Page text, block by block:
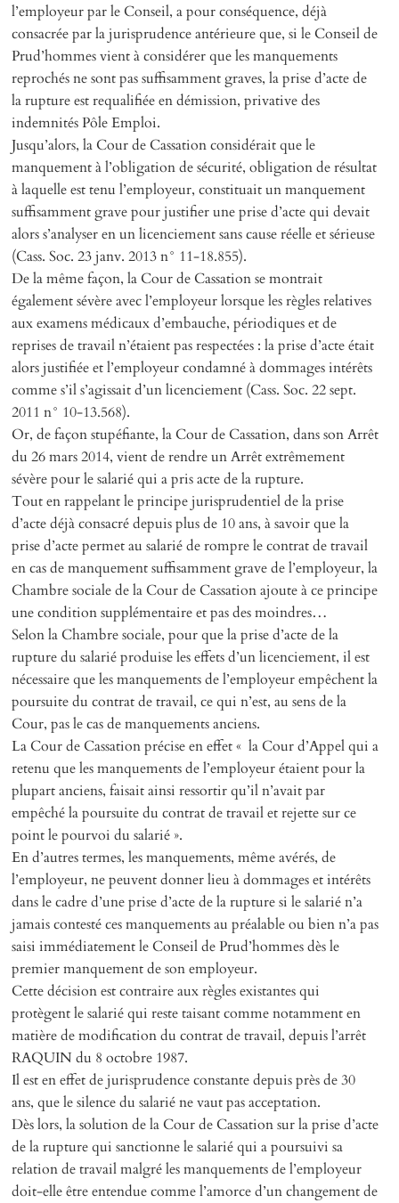
l’employeur par le Conseil, a pour conséquence, déjà
consacrée par la jurisprudence antérieure que, si le Conseil de
Prud’hommes vient à considérer que les manquements
reprochés ne sont pas suffisamment graves, la prise d’acte de
la rupture est requalifiée en démission, privative des
indemnités Pôle Emploi.
Jusqu’alors, la Cour de Cassation considérait que le
manquement à l’obligation de sécurité, obligation de résultat
à laquelle est tenu l’employeur, constituait un manquement
suffisamment grave pour justifier une prise d’acte qui devait
alors s’analyser en un licenciement sans cause réelle et sérieuse
(Cass. Soc. 23 janv. 2013 n° 11-18.855).
De la même façon, la Cour de Cassation se montrait
également sévère avec l’employeur lorsque les règles relatives
aux examens médicaux d’embauche, périodiques et de
reprises de travail n’étaient pas respectées : la prise d’acte était
alors justifiée et l’employeur condamné à dommages intérêts
comme s’il s’agissait d’un licenciement (Cass. Soc. 22 sept.
2011 n° 10-13.568).
Or, de façon stupéfiante, la Cour de Cassation, dans son Arrêt
du 26 mars 2014, vient de rendre un Arrêt extrêmement
sévère pour le salarié qui a pris acte de la rupture.
Tout en rappelant le principe jurisprudentiel de la prise
d’acte déjà consacré depuis plus de 10 ans, à savoir que la
prise d’acte permet au salarié de rompre le contrat de travail
en cas de manquement suffisamment grave de l’employeur, la
Chambre sociale de la Cour de Cassation ajoute à ce principe
une condition supplémentaire et pas des moindres…
Selon la Chambre sociale, pour que la prise d’acte de la
rupture du salarié produise les effets d’un licenciement, il est
nécessaire que les manquements de l’employeur empêchent la
poursuite du contrat de travail, ce qui n’est, au sens de la
Cour, pas le cas de manquements anciens.
La Cour de Cassation précise en effet « la Cour d’Appel qui a
retenu que les manquements de l’employeur étaient pour la
plupart anciens, faisait ainsi ressortir qu’il n’avait par
empêché la poursuite du contrat de travail et rejette sur ce
point le pourvoi du salarié ».
En d’autres termes, les manquements, même avérés, de
l’employeur, ne peuvent donner lieu à dommages et intérêts
dans le cadre d’une prise d’acte de la rupture si le salarié n’a
jamais contesté ces manquements au préalable ou bien n’a pas
saisi immédiatement le Conseil de Prud’hommes dès le
premier manquement de son employeur.
Cette décision est contraire aux règles existantes qui
protègent le salarié qui reste taisant comme notamment en
matière de modification du contrat de travail, depuis l’arrêt
RAQUIN du 8 octobre 1987.
Il est en effet de jurisprudence constante depuis près de 30
ans, que le silence du salarié ne vaut pas acceptation.
Dès lors, la solution de la Cour de Cassation sur la prise d’acte
de la rupture qui sanctionne le salarié qui a poursuivi sa
relation de travail malgré les manquements de l’employeur
doit-elle être entendue comme l’amorce d’un changement de